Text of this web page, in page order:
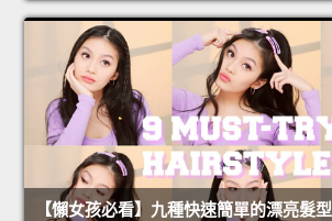
【懶女孩必看】九種快速簡單的漂亮髮型